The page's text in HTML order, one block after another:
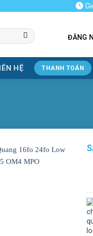
ĐĂNG
HỆ THANH TOÁN